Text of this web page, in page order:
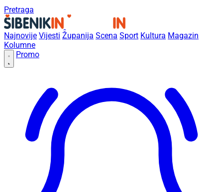
Pretraga
Najnovije Vijesti Županija Scena Sport Kultura Magazin
Kolumne
Promo